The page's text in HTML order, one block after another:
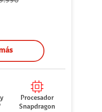
Procesador
Snapdragon